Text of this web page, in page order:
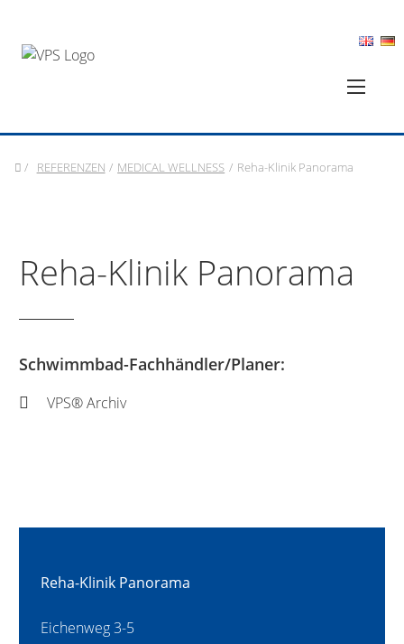
/ REFERENZEN / MEDICAL WELLNESS / Reha-Klinik Panorama
Reha-Klinik Panorama
Schwimmbad-Fachhändler/Planer:
VPS® Archiv
Reha-Klinik Panorama
Eichenweg 3-5